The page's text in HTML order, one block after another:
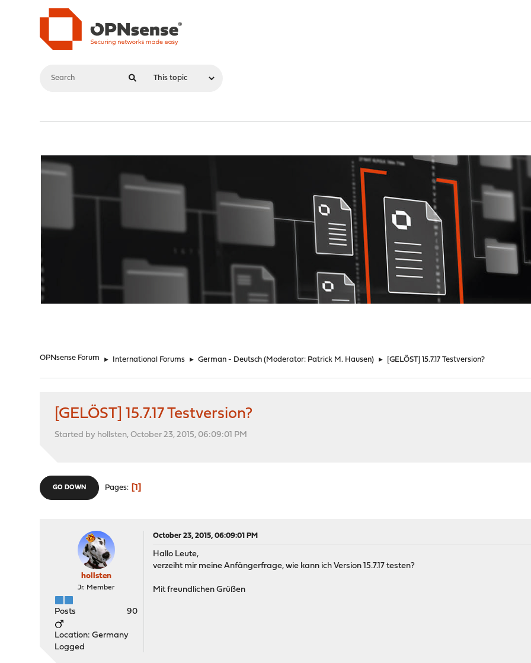
OPNsense Forum ► International Forums ► German - Deutsch (Moderator: Patrick M. Hausen) ► [GELÖST] 15.7.17 Testversion?
[GELÖST] 15.7.17 Testversion?
Started by hollsten, October 23, 2015, 06:09:01 PM
GO DOWN Pages 1
hollsten
Jr. Member
Posts 90
Location: Germany
Logged
October 23, 2015, 06:09:01 PM
Hallo Leute,
verzeiht mir meine Anfängerfrage, wie kann ich Version 15.7.17 testen?
Mit freundlichen Grüßen